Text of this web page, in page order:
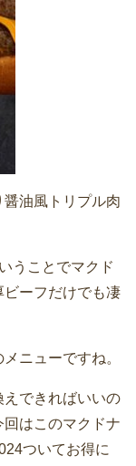
油風トリプル肉
うことでマクド
ーフだけでも凄
ニューですね。
できればいいの
はこのマクドナ
ついてお得に